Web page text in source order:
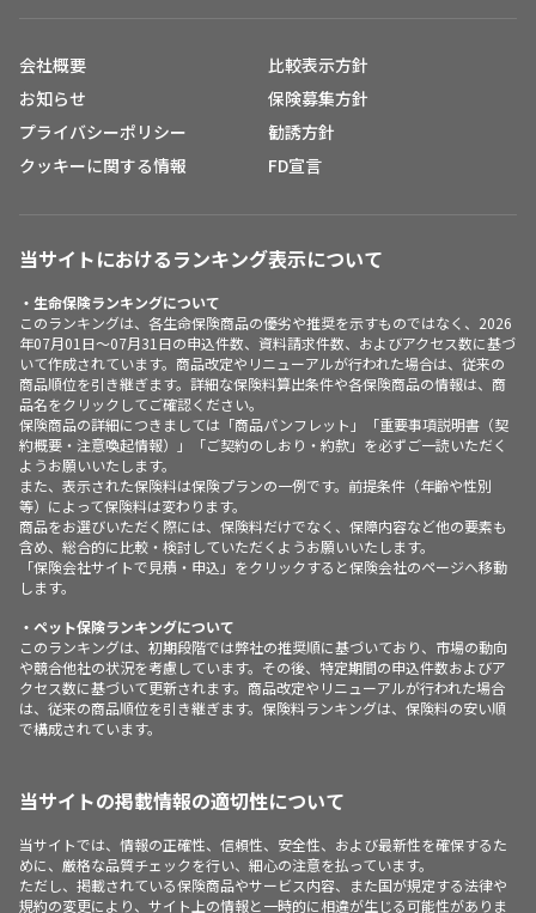
会社概要
お知らせ
プライバシーポリシー
クッキーに関する情報
比較表示方針
保険募集方針
勧誘方針
FD宣言
当サイトにおけるランキング表示について
・生命保険ランキングについて
このランキングは、各生命保険商品の優劣や推奨を示すものではなく、2026
年07月01日～07月31日の申込件数、資料請求件数、およびアクセス数に基づ
いて作成されています。商品改定やリニューアルが行われた場合は、従来の
商品順位を引き継ぎます。詳細な保険料算出条件や各保険商品の情報は、商
品名をクリックしてご確認ください。
保険商品の詳細につきましては「商品パンフレット」「重要事項説明書（契
約概要・注意喚起情報）」「ご契約のしおり・約款」を必ずご一読いただく
ようお願いいたします。
また、表示された保険料は保険プランの一例です。前提条件（年齢や性別
等）によって保険料は変わります。
商品をお選びいただく際には、保険料だけでなく、保障内容など他の要素も
含め、総合的に比較・検討していただくようお願いいたします。
「保険会社サイトで見積・申込」をクリックすると保険会社のページへ移動
します。
・ペット保険ランキングについて
このランキングは、初期段階では弊社の推奨順に基づいており、市場の動向
や競合他社の状況を考慮しています。その後、特定期間の申込件数およびア
クセス数に基づいて更新されます。商品改定やリニューアルが行われた場合
は、従来の商品順位を引き継ぎます。保険料ランキングは、保険料の安い順
で構成されています。
当サイトの掲載情報の適切性について
当サイトでは、情報の正確性、信頼性、安全性、および最新性を確保するた
めに、厳格な品質チェックを行い、細心の注意を払っています。
ただし、掲載されている保険商品やサービス内容、また国が規定する法律や
規約の変更により、サイト上の情報と一時的に相違が生じる可能性がありま